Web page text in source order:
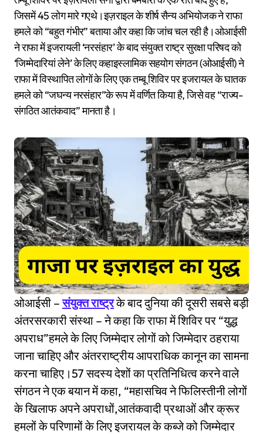
जिसमें 45 लोग मारे गएथे।इज़राइल के शीर्ष सैन्य अभियोजक ने राफा
हमले को “बहुत गंभीर” बताया और कहा कि जांच चल रही है।ओआईसी
ने राफा में इजरायली ‘नरसंहार’ के बाद संयुक्त राष्ट्र सुरक्षा परिषद को
‘जिम्मेदारियां लेने’ के लिए कहाइस्लामिक सहयोग संगठन (ओआईसी) ने
राफा में विस्थापित लोगों के लिए एक तम्बू शिविर पर इजरायल के घातक
हमले को “जघन्य नरसंहार”के रूप में वर्णित किया है, जिसे वह “राज्य-
संगठित आतंकवाद” मानता है।
ओआईसी –संयुक्त राष्ट्रके बाद दुनिया की दूसरी सबसे बड़ी
अंतरसरकारी संस्था – ने कहा कि राफा में शिविर पर “युद्ध
अपराध”हमले के लिए जिम्मेदार लोगों को जिम्मेदार ठहराया
जाना चाहिए और अंतरराष्ट्रीय आपराधिक कानून का सामना
करना चाहिए।57 सदस्य देशों का प्रतिनिधित्व करने वाले
संगठन ने एक बयान में कहा, “महासचिव ने फिलिस्तीनी लोगों
के खिलाफ अपने अपराधों,आतंकवादी प्रथाओं और क्रूर
हमलों के परिणामों के लिए इजरायल के कब्जे को जिम्मेदार